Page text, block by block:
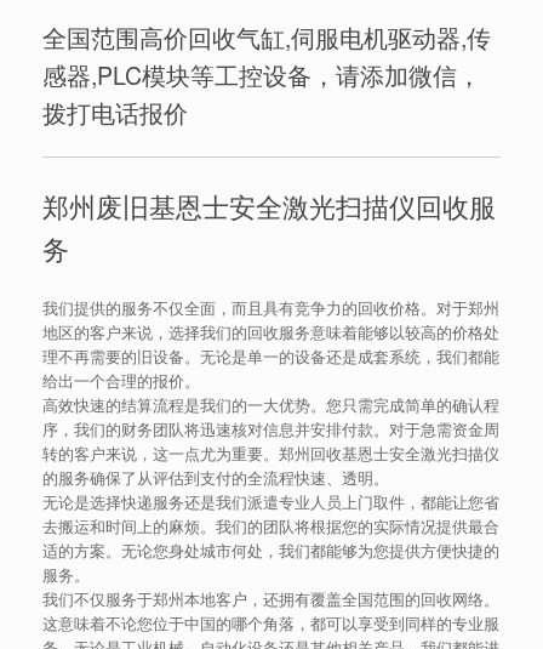
全国范围高价回收气缸,伺服电机驱动器,传
感器,PLC模块等工控设备，请添加微信，
拨打电话报价
郑州废旧基恩士安全激光扫描仪回收服
务
我们提供的服务不仅全面，而且具有竞争力的回收价格。对于郑州
地区的客户来说，选择我们的回收服务意味着能够以较高的价格处
理不再需要的旧设备。无论是单一的设备还是成套系统，我们都能
给出一个合理的报价。
高效快速的结算流程是我们的一大优势。您只需完成简单的确认程
序，我们的财务团队将迅速核对信息并安排付款。对于急需资金周
转的客户来说，这一点尤为重要。郑州回收基恩士安全激光扫描仪
的服务确保了从评估到支付的全流程快速、透明。
无论是选择快递服务还是我们派遣专业人员上门取件，都能让您省
去搬运和时间上的麻烦。我们的团队将根据您的实际情况提供最合
适的方案。无论您身处城市何处，我们都能够为您提供方便快捷的
服务。
我们不仅服务于郑州本地客户，还拥有覆盖全国范围的回收网络。
这意味着不论您位于中国的哪个角落，都可以享受到同样的专业服